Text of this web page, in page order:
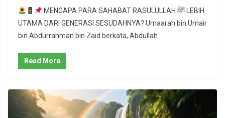
MENGAPA PARA SAHABAT RASULULLAH ﷺ LEBIH
UTAMA DARI GENERASI SESUDAHNYA? Umaarah bin Umair
bin Abdurrahman bin Zaid berkata, Abdullah
Read More